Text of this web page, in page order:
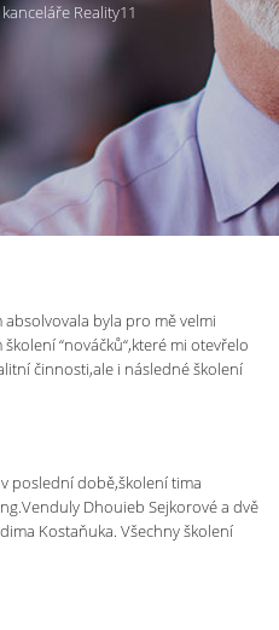
Reality11
absolvovala byla pro mě velmi
“nováčků“,které mi otevřelo
činnosti,ale i následné školení
nesmírnou lidskostí,přesto
Realitní Akademie umožňuje.
poslední době,školení tima
Dhouieb Sejkorové a dvě
Kostaňuka. Všechny školení